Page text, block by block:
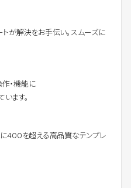
トが解決をお手伝い。スムーズに
・機能に
ます。
に400を超える高品質なテンプレ